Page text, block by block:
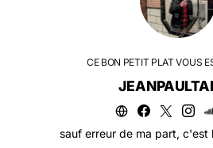
CE BON PETIT PLAT VOUS
sauf erreur de ma part,